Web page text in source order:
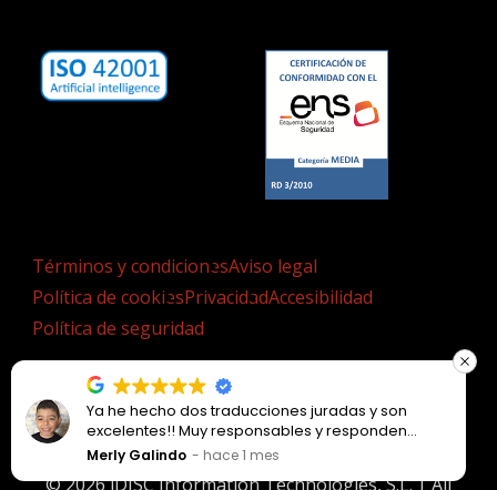
Términos y condicionesAviso legal
Política de cookiesPrivacidadAccesibilidad
Política de seguridad
Ya he hecho dos traducciones juradas y son
excelentes!! Muy responsables y responden
súper pronto!!
Merly Galindo hace 1 mes